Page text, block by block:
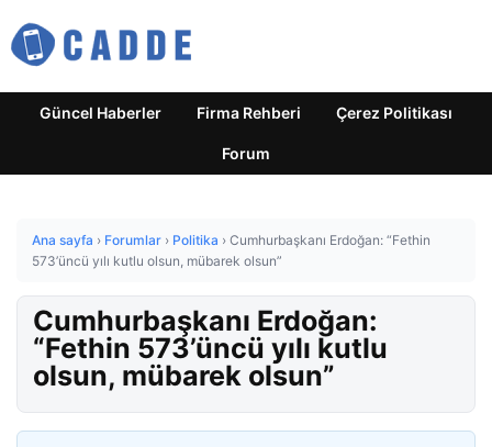
Güncel Haberler Firma Rehberi Çerez Politikası
Forum
Ana sayfa › Forumlar › Politika › Cumhurbaşkanı Erdoğan: “Fethin
573’üncü yılı kutlu olsun, mübarek olsun”
Cumhurbaşkanı Erdoğan:
“Fethin 573’üncü yılı kutlu
olsun, mübarek olsun”